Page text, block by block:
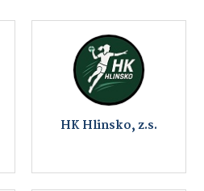
HK Hlinsko, z.s.